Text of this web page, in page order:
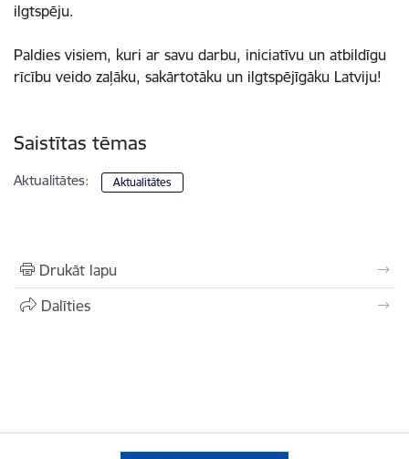
ilgtspēju.
Paldies visiem, kuri ar savu darbu, iniciatīvu un atbildīgu
rīcību veido zaļāku, sakārtotāku un ilgtspējīgāku Latviju!
Saistītas tēmas
Aktualitātes: Aktualitātes
Drukāt lapu
Dalīties